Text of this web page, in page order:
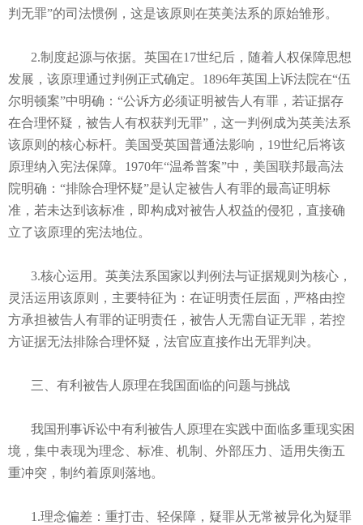
判无罪”的司法惯例，这是该原则在英美法系的原始雏形。
2.制度起源与依据。英国在17世纪后，随着人权保障思想
发展，该原理通过判例正式确定。1896年英国上诉法院在“伍
尔明顿案”中明确：“公诉方必须证明被告人有罪，若证据存
在合理怀疑，被告人有权获判无罪”，这一判例成为英美法系
该原则的核心标杆。美国受英国普通法影响，19世纪后将该
原理纳入宪法保障。1970年“温希普案”中，美国联邦最高法
院明确：“排除合理怀疑”是认定被告人有罪的最高证明标
准，若未达到该标准，即构成对被告人权益的侵犯，直接确
立了该原理的宪法地位。
3.核心运用。英美法系国家以判例法与证据规则为核心，
灵活运用该原则，主要特征为：在证明责任层面，严格由控
方承担被告人有罪的证明责任，被告人无需自证无罪，若控
方证据无法排除合理怀疑，法官应直接作出无罪判决。
三、有利被告人原理在我国面临的问题与挑战
我国刑事诉讼中有利被告人原理在实践中面临多重现实困
境，集中表现为理念、标准、机制、外部压力、适用失衡五
重冲突，制约着原则落地。
1.理念偏差：重打击、轻保障，疑罪从无常被异化为疑罪